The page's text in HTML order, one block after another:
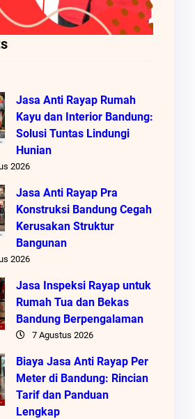
Jasa Anti Rayap Rumah
Kayu dan Interior Bandung:
Solusi Tuntas Lindungi
Hunian
2026
Jasa Anti Rayap Pra
Konstruksi Bandung Cegah
Kerusakan Struktur
Bangunan
2026
Jasa Inspeksi Rayap untuk
Rumah Tua dan Bekas
Bandung Berpengalaman
7 Agustus 2026
Biaya Jasa Anti Rayap Per
Meter di Bandung: Rincian
Tarif dan Panduan
Lengkap